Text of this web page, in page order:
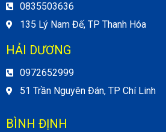
0835503636
135 Lý Nam Đế, TP Thanh Hóa
HẢI DƯƠNG
0972652999
51 Trần Nguyên Đán, TP Chí Linh
BÌNH ĐỊNH